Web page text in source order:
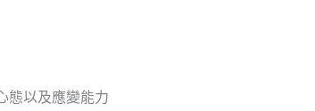
態以及應變能力